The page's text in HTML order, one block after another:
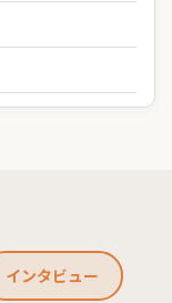
インタビュー